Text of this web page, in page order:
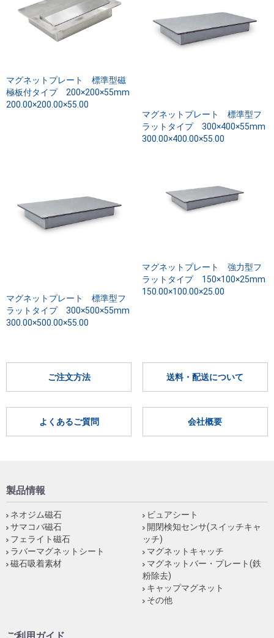
マグネットプレート 標準型磁
極板付タイプ 200×200×55mm
200.00×200.00×55.00
マグネットプレート 標準型フ
ラットタイプ 300×400×55mm
300.00×400.00×55.00
マグネットプレート 標準型フ
ラットタイプ 300×500×55mm
300.00×500.00×55.00
マグネットプレート 強力型フ
ラットタイプ 150×100×25mm
150.00×100.00×25.00
ご注文方法 送料・配送について
よくあるご質問 会社概要
製品情報
ネオジム磁石
サマコバ磁石
フェライト磁石
ラバーマグネットシート
磁石吸着素材
ビュアシート
開閉検知センサ(スイッチキャ
ッチ)
マグネットキャッチ
マグネットバー・プレート(鉄
粉除去)
キャップマグネット
その他